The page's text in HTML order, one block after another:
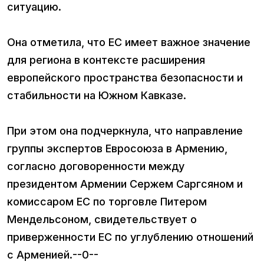
ситуацию.
Она отметила, что ЕС имеет важное значение
для региона в контексте расширения
европейского пространства безопасности и
стабильности на Южном Кавказе.
При этом она подчеркнула, что направление
группы экспертов Евросоюза в Армению,
согласно договоренности между
президентом Армении Сержем Саргсяном и
комиссаром ЕС по торговле Питером
Мендельсоном, свидетельствует о
приверженности ЕС по углублению отношений
с Арменией.--0--